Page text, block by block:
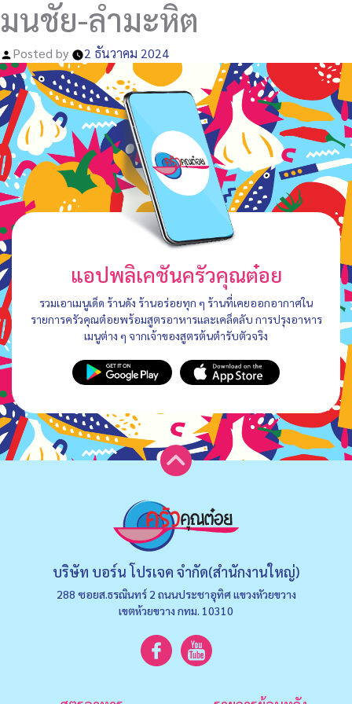
มนชัย-ลำมะหิต
Posted by 2 ธันวาคม 2024
แอปพลิเคชันครัวคุณต๋อย
รวมเอาเมนูเด็ด ร้านดัง ร้านอร่อยทุก ๆ ร้านที่เคยออกอากาศใน
รายการครัวคุณต๋อยพร้อมสูตรอาหารและเคล็ดลับ การปรุงอาหาร
เมนูต่าง ๆ จากเจ้าของสูตรต้นตำรับตัวจริง
บริษัท บอร์น โปรเจค จำกัด(สำนักงานใหญ่)
288 ซอยส.ธรณินทร์ 2 ถนนประชาอุทิศ แขวงหัวยขวาง
เขตห้วยขวาง กทม. 10310